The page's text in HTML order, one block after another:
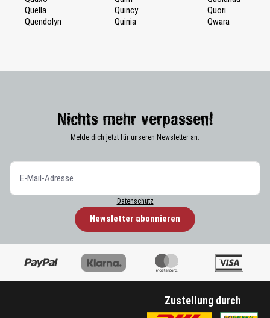
Quella
Quendolyn
Quincy
Quinia
Quori
Qwara
Nichts mehr verpassen!
Melde dich jetzt für unseren Newsletter an.
Datenschutz
Newsletter abonnieren
Zustellung durch